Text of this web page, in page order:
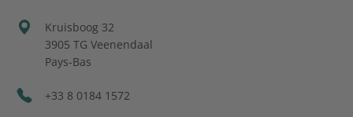
Kruisboog 32
3905 TG Veenendaal
Pays-Bas
+33 8 0184 1572